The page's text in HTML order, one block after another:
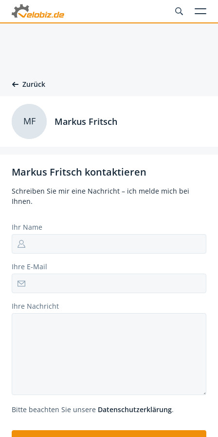
Zurück
Markus Fritsch kontaktieren
Schreiben Sie mir eine Nachricht – ich melde mich bei
Ihnen.
Ihr Name
Ihre E-Mail
Ihre Nachricht
Bitte beachten Sie unsere Datenschutzerklärung.
MF Markus Fritsch